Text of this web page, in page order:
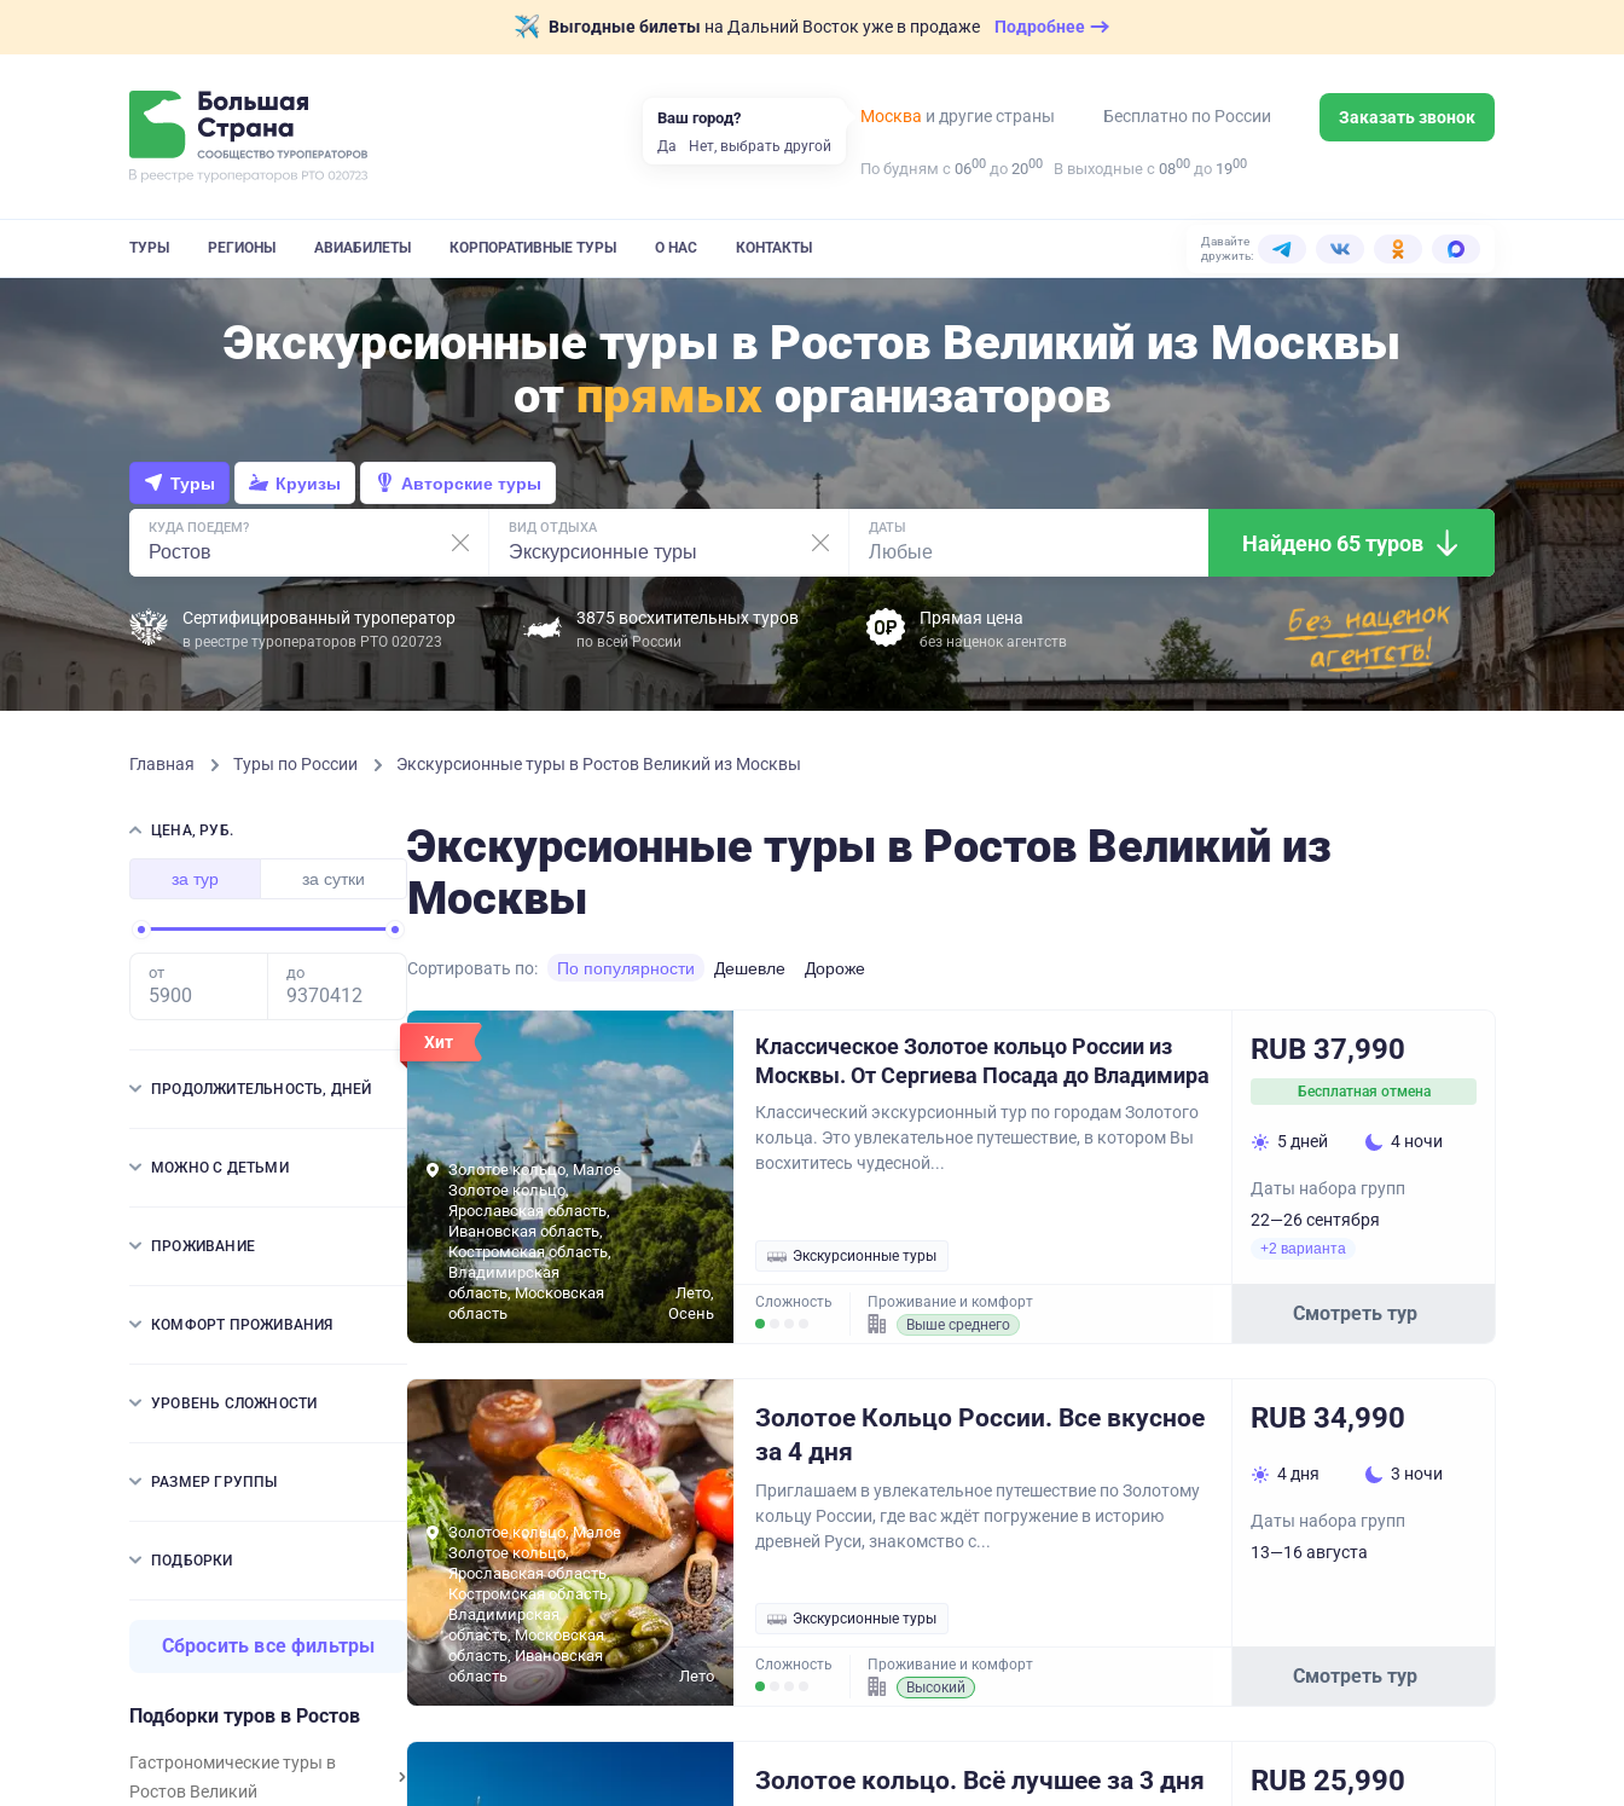
Выгодные билеты на Дальний Восток уже в продаже Подробнее
Москва и другие страны Бесплатно по России Заказать звонок
По будням с 0600 до 2000 В выходные с 0800 до 1900
ТУРЫ РЕГИОНЫ АВИАБИЛЕТЫ КОРПОРАТИВНЫЕ ТУРЫ О НАС КОНТАКТЫ
Давайте
дружить:
Экскурсионные туры в Ростов Великий из Москвы
отпрямых организаторов
Туры Круизы Авторские туры
КУДА ПОЕДЕМ? ВИД ОТДЫХА ДАТЫ
Найдено 65 туров
Сертифицированный туроператор
в реестре туроператоров РТО 020723
3875 восхитительных туров
по всей России
Прямая цена
без наценок агентств
Главная Туры по России Экскурсионные туры в Ростов Великий из Москвы
ЦЕНА, РУБ.
за тур за сутки
от до
ПРОДОЛЖИТЕЛЬНОСТЬ, ДНЕЙ
МОЖНО С ДЕТЬМИ
ПРОЖИВАНИЕ
КОМФОРТ ПРОЖИВАНИЯ
УРОВЕНЬ СЛОЖНОСТИ
РАЗМЕР ГРУППЫ
ПОДБОРКИ
Сбросить все фильтры
Подборки туров в Ростов
Гастрономические туры в
Ростов Великий
Экскурсионные туры в Ростов Великий из
Москвы
Сортировать по: По популярности Дешевле Дороже
Хит
Золотое кольцо, Малое
Золотое кольцо,
Ярославская область,
Ивановская область,
Костромская область,
Владимирская
область, Московская
область
Лето,
Осень
Классическое Золотое кольцо России из
Москвы. От Сергиева Посада до Владимира
Классический экскурсионный тур по городам Золотого
кольца. Это увлекательное путешествие, в котором Вы
восхититесь чудесной...
Экскурсионные туры
Сложность
Проживание и комфорт
Выше среднего
RUB 37,990
Бесплатная отмена
5 дней 4 ночи
Даты набора групп
22—26 сентября
+2 варианта
Смотреть тур
Золотое кольцо, Малое
Золотое кольцо,
Ярославская область,
Костромская область,
Владимирская
область, Московская
область, Ивановская
область
Лето
Золотое Кольцо России. Все вкусное
за 4 дня
Приглашаем в увлекательное путешествие по Золотому
кольцу России, где вас ждёт погружение в историю
древней Руси, знакомство с...
Экскурсионные туры
Сложность
Проживание и комфорт
Высокий
RUB 34,990
4 дня 3 ночи
Даты набора групп
13—16 августа
Смотреть тур
Золотое кольцо. Всё лучшее за 3 дня RUB 25,990
Ваш город?
Да Нет, выбрать другой